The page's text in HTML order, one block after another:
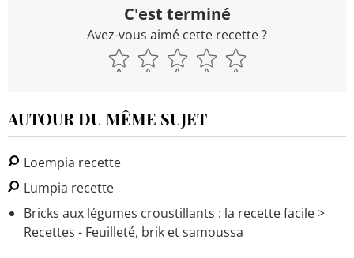
C'est terminé
Avez-vous aimé cette recette ?
AUTOUR DU MÊME SUJET
Loempia recette
Lumpia recette
Bricks aux légumes croustillants : la recette facile>
Recettes - Feuilleté, brik et samoussa